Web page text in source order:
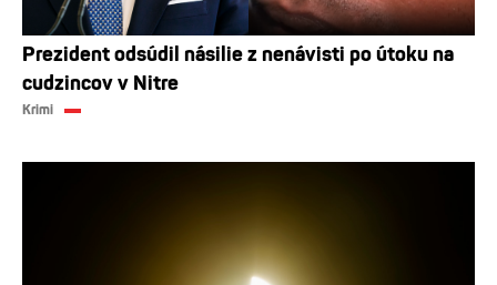
Prezident odsúdil násilie z nenávisti po útoku na
cudzincov v Nitre
Krimi